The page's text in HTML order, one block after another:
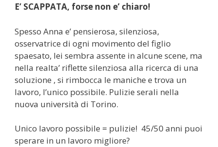
E’ SCAPPATA, forse non e’ chiaro!
Spesso Anna e’ pensierosa, silenziosa,
osservatrice di ogni movimento del figlio
spaesato, lei sembra assente in alcune scene, ma
nella realta’ riflette silenziosa alla ricerca di una
soluzione , si rimbocca le maniche e trova un
lavoro, l’unico possibile. Pulizie serali nella
nuova università di Torino.
Unico lavoro possibile = pulizie! 45/50 anni puoi
sperare in un lavoro migliore?